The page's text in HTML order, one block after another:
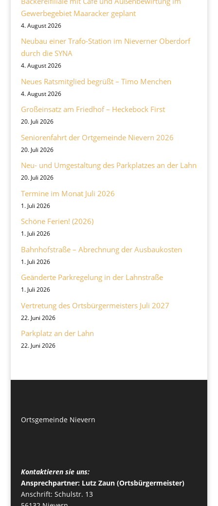
Gewerbegebiet Maaracker geplant
4. August 2026
Neubau einer Trafo-Station im Nieverner Oberdorf
durch die SYNA
4. August 2026
Neues Ratsmitglied begrüßt – Timo Menchen
4. August 2026
Großeinsatz am Friedhof – Heckebock First
20. Juli 2026
Seniorenfahrt der Ortgemeinde Nievern 2026
20. Juli 2026
Neu- und Umgestaltung des Parkplatzes an der Lahn
20. Juli 2026
Termine im Monat Juli 2026
1. Juli 2026
Schöne Ferien! (2026)
1. Juli 2026
Bahnhofstraße – Abrechnung der Ausbaukosten
1. Juli 2026
Geänderte Parkregelung in der Lahnstraße
1. Juli 2026
Vertretung des Ortsbürgermeisters Juli 2027
22. Juni 2026
Parkplatz an der Lahn
22. Juni 2026
Ortsgemeinde Nievern
Kontaktieren sie uns:
Ansprechpartner: Lutz Zaun (Ortsbürgermeister)
Anschrift: Schulstr. 13